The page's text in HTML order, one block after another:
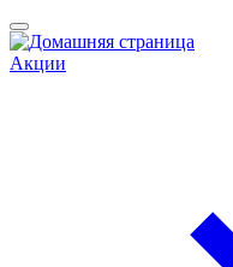
Акции